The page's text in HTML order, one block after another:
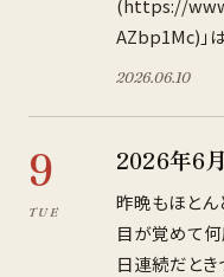
(https://
AZbp1Mc)」
2026.06.10
9
TUE
2026年6
昨晩もほとん
目が覚めて何
日連続だとき